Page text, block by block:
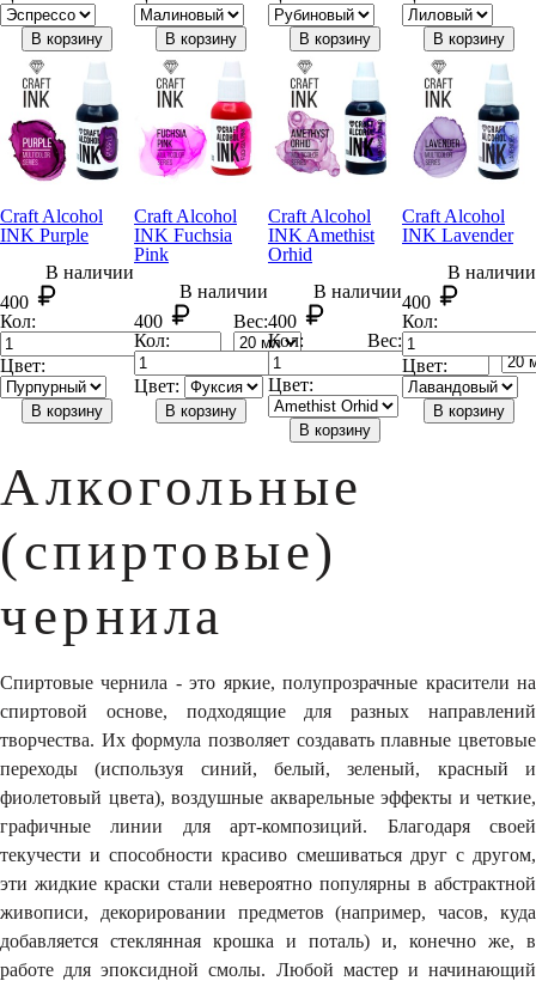
В корзину В корзину В корзину В корзину
Craft Alcohol
INK Purple
В наличии
400
Кол:
Вес:
Цвет:
В корзину
Craft Alcohol
INK Fuchsia
Pink
В наличии
400
Кол:
Вес:
Цвет:
В корзину
Craft Alcohol
INK Amethist
Orhid
В наличии
400
Кол:
Цвет:
В корзину
Craft Alcohol
INK Lavender
В наличии
400
Кол:
Цвет:
В корзину
Алкогольные
(спиртовые)
чернила
Спиртовые чернила - это яркие, полупрозрачные красители на
спиртовой основе, подходящие для разных направлений
творчества. Их формула позволяет создавать плавные цветовые
переходы (используя синий, белый, зеленый, красный и
фиолетовый цвета), воздушные акварельные эффекты и четкие,
графичные линии для арт-композиций. Благодаря своей
текучести и способности красиво смешиваться друг с другом,
эти жидкие краски стали невероятно популярны в абстрактной
живописи, декорировании предметов (например, часов, куда
добавляется стеклянная крошка и поталь) и, конечно же, в
работе для эпоксидной смолы. Любой мастер и начинающий